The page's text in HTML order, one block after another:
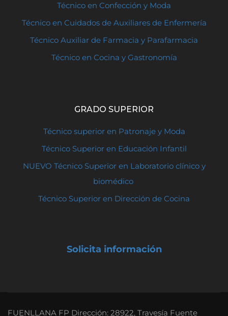
Técnico en Confección y Moda
Técnico en Cuidados de Auxiliares de Enfermería
Técnico Auxiliar de Farmacia y Parafarmacia
Técnico en Cocina y Gastronomía
GRADO SUPERIOR
Técnico superior en Patronaje y Moda
Técnico Superior en Educación Infantil
NUEVO Técnico Superior en Laboratorio clínico y
biomédico
Técnico Superior en Dirección de Cocina
Solicita información
FUENLLANA FP Dirección: 28922, Travesía Fuente